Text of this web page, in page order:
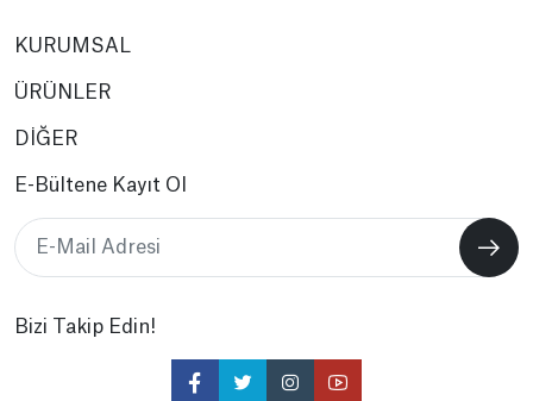
KURUMSAL
ÜRÜNLER
DİĞER
E-Bültene Kayıt Ol
Bizi Takip Edin!